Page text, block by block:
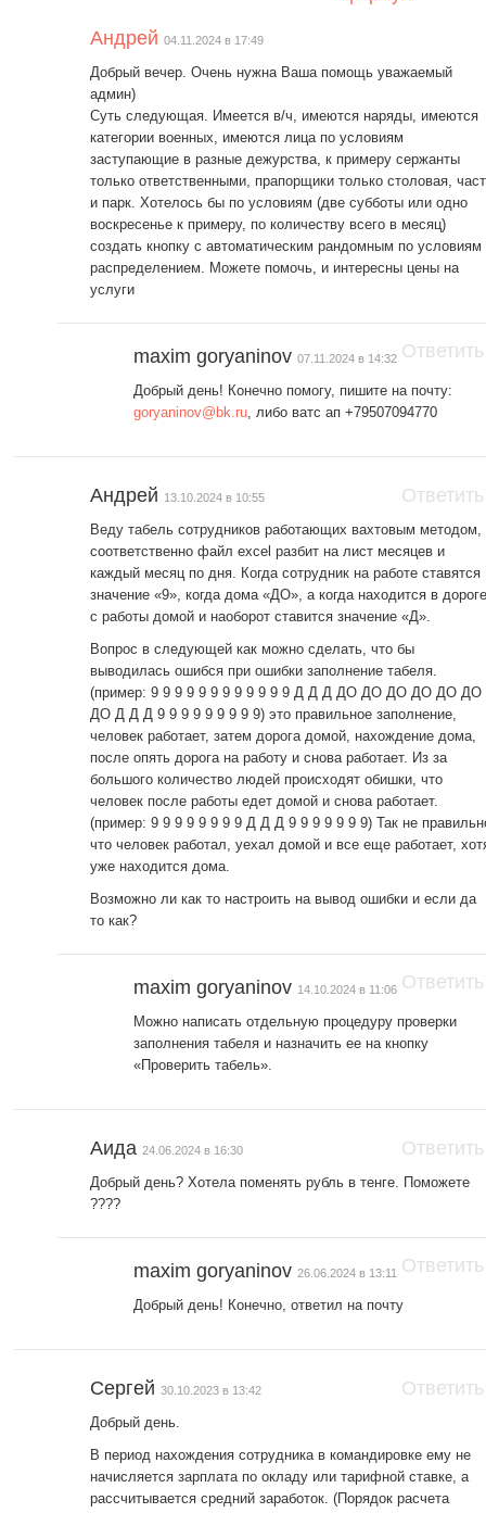
Андрей 04.11.2024 в 17:49
Добрый вечер. Очень нужна Ваша помощь уважаемый
админ)
Суть следующая. Имеется в/ч, имеются наряды, имеются
категории военных, имеются лица по условиям
заступающие в разные дежурства, к примеру сержанты
только ответственными, прапорщики только столовая,
и парк. Хотелось бы по условиям (две субботы или одно
воскресенье к примеру, по количеству всего в месяц)
создать кнопку с автоматическим рандомным по условиям
распределением. Можете помочь, и интересны цены на
услуги
maxim goryaninov07.11.2024 в 14:32
Добрый день! Конечно помогу, пишите на почту:
goryaninov@bk.ru , либо ватс ап +79507094770
Ответить
Андрей 13.10.2024 в 10:55
Веду табель сотрудников работающих вахтовым методом,
соответственно файл excel разбит на лист месяцев и
каждый месяц по дня. Когда сотрудник на работе ставятся
значение «9», когда дома «ДО», а когда находится в
с работы домой и наоборот ставится значение «Д».
Вопрос в следующей как можно сделать, что бы
выводилась ошибся при ошибки заполнение табеля.
(пример: 9 9 9 9 9 9 9 9 9 9 9 9 Д Д Д ДО ДО ДО ДО ДО ДО
ДО Д Д Д 9 9 9 9 9 9 9 9 9) это правильное заполнение,
человек работает, затем дорога домой, нахождение дома,
после опять дорога на работу и снова работает. Из за
большого количество людей происходят обишки, что
человек после работы едет домой и снова работает.
(пример: 9 9 9 9 9 9 9 9 Д Д Д 9 9 9 9 9 9 9) Так не
что человек работал, уехал домой и все еще работает,
уже находится дома.
Возможно ли как то настроить на вывод ошибки и если да
то как?
Ответить
maxim goryaninov 14.10.2024 в 11:06
Можно написать отдельную процедуру проверки
заполнения табеля и назначить ее на кнопку
«Проверить табель».
Ответить
Аида24.06.2024 в 16:30
Добрый день? Хотела поменять рубль в тенге. Поможете
????
Ответить
maxim goryaninov26.06.2024 в 13:11
Добрый день! Конечно, ответил на почту
Ответить
Сергей30.10.2023 в 13:42
Добрый день.
В период нахождения сотрудника в командировке ему не
начисляется зарплата по окладу или тарифной ставке, а
рассчитывается средний заработок. (Порядок расчета
Ответить